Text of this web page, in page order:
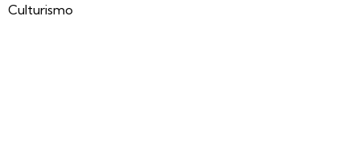
Culturismo